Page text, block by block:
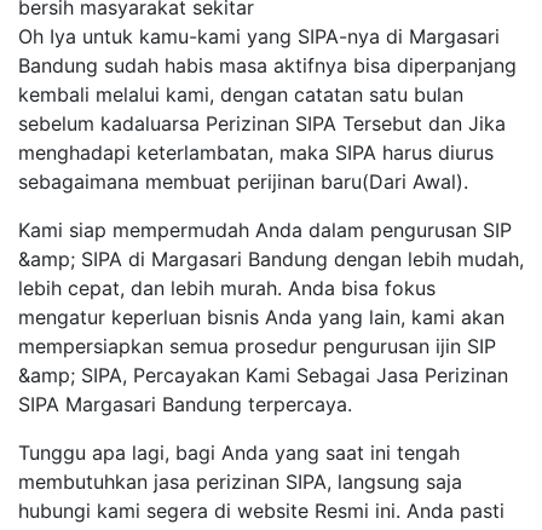
bersih masyarakat sekitar
Oh Iya untuk kamu-kami yang SIPA-nya di Margasari
Bandung sudah habis masa aktifnya bisa diperpanjang
kembali melalui kami, dengan catatan satu bulan
sebelum kadaluarsa Perizinan SIPA Tersebut dan Jika
menghadapi keterlambatan, maka SIPA harus diurus
sebagaimana membuat perijinan baru(Dari Awal).
Kami siap mempermudah Anda dalam pengurusan SIP
&amp; SIPA di Margasari Bandung dengan lebih mudah,
lebih cepat, dan lebih murah. Anda bisa fokus
mengatur keperluan bisnis Anda yang lain, kami akan
mempersiapkan semua prosedur pengurusan ijin SIP
&amp; SIPA, Percayakan Kami Sebagai Jasa Perizinan
SIPA Margasari Bandung terpercaya.
Tunggu apa lagi, bagi Anda yang saat ini tengah
membutuhkan jasa perizinan SIPA, langsung saja
hubungi kami segera di website Resmi ini. Anda pasti